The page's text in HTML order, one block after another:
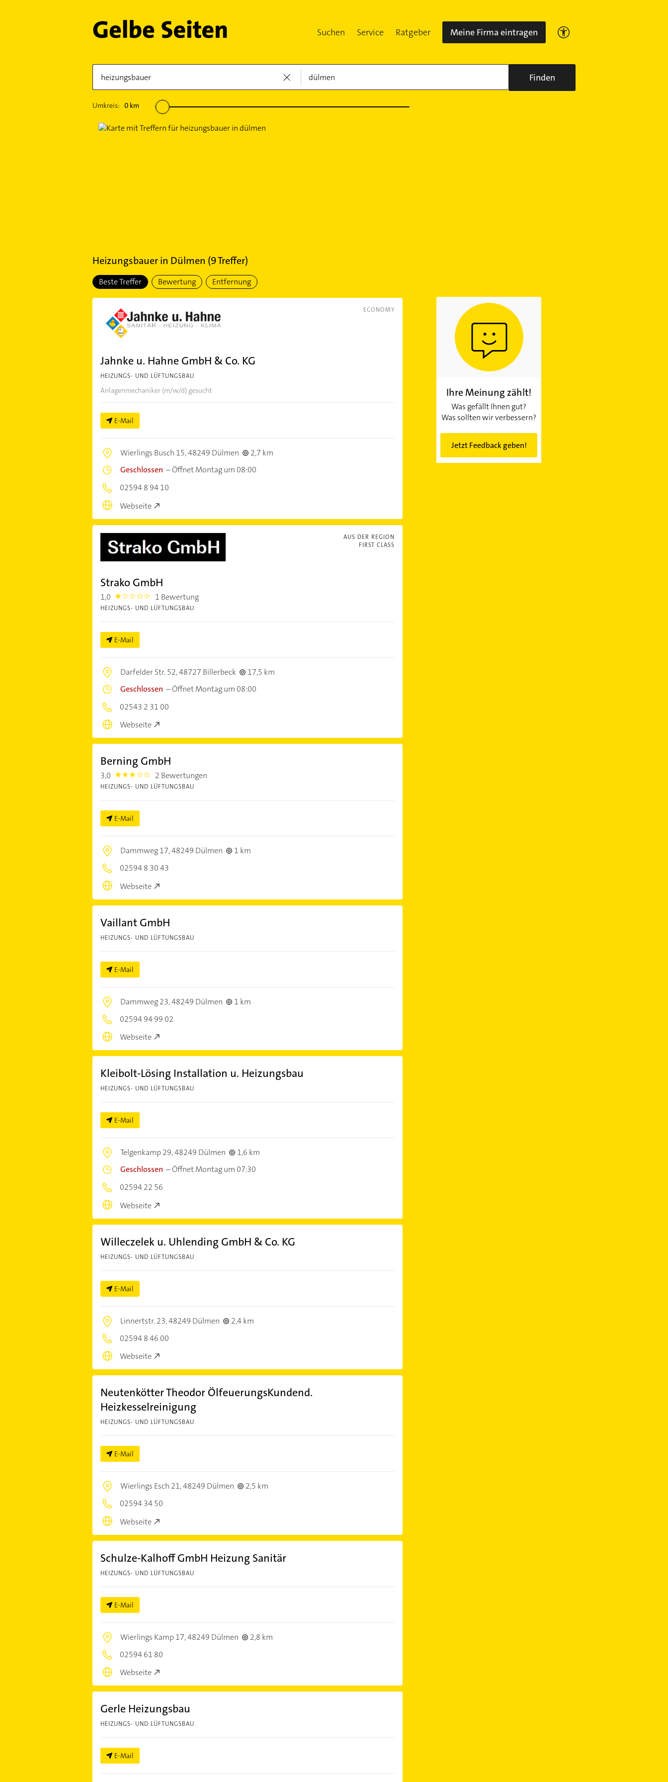
Suchen Service Ratgeber Meine Firma eintragen
Finden
Umkreis: 0km
Heizungsbauerin Dülmen (9Treffer)
Beste Treffer Bewertung Entfernung
ECONOMY
Jahnke u. Hahne GmbH & Co. KG
HEIZUNGS- UND LÜFTUNGSBAU
Anlagenmechaniker (m/w/d) gesucht
E-Mail
Wierlings Busch 15,48249 Dülmen
2,7 km
Geschlossen –Öffnet Montag um 08:00
02594 8 94 10
Webseite
AUS DER REGION
FIRST CLASS
Strako GmbH
1,0 1.0 1 Bewertung
HEIZUNGS- UND LÜFTUNGSBAU
E-Mail
Darfelder Str. 52,48727 Billerbeck
17,5 km
Geschlossen –Öffnet Montag um 08:00
02543 2 31 00
Webseite
Berning GmbH
3,0 3.0 2 Bewertungen
HEIZUNGS- UND LÜFTUNGSBAU
E-Mail
Dammweg 17,48249 Dülmen
1 km
02594 8 30 43
Webseite
Vaillant GmbH
HEIZUNGS- UND LÜFTUNGSBAU
E-Mail
Dammweg 23,48249 Dülmen
1 km
02594 94 99 02
Webseite
Kleibolt-Lösing Installation u. Heizungsbau
HEIZUNGS- UND LÜFTUNGSBAU
E-Mail
Telgenkamp 29,48249 Dülmen
1,6 km
Geschlossen –Öffnet Montag um 07:30
02594 22 56
Webseite
Willeczelek u. Uhlending GmbH & Co. KG
HEIZUNGS- UND LÜFTUNGSBAU
E-Mail
Linnertstr. 23,48249 Dülmen
2,4 km
02594 8 46 00
Webseite
Neutenkötter Theodor ÖlfeuerungsKundend.
Heizkesselreinigung
HEIZUNGS- UND LÜFTUNGSBAU
E-Mail
Wierlings Esch 21,48249 Dülmen
2,5 km
02594 34 50
Webseite
Schulze-Kalhoff GmbH Heizung Sanitär
HEIZUNGS- UND LÜFTUNGSBAU
E-Mail
Wierlings Kamp 17,48249 Dülmen
2,8 km
02594 61 80
Webseite
Gerle Heizungsbau
HEIZUNGS- UND LÜFTUNGSBAU
E-Mail
Ihre Meinung zählt!
Was gefällt Ihnen gut?
Was sollten wir verbessern?
Jetzt Feedback geben!